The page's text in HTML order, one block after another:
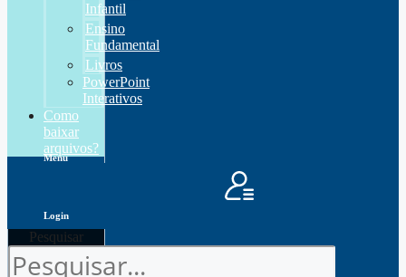
Infantil
Ensino
Fundamental
Livros
PowerPoint
Interativos
Como
baixar
arquivos?
Menu
Login
Pesquisar